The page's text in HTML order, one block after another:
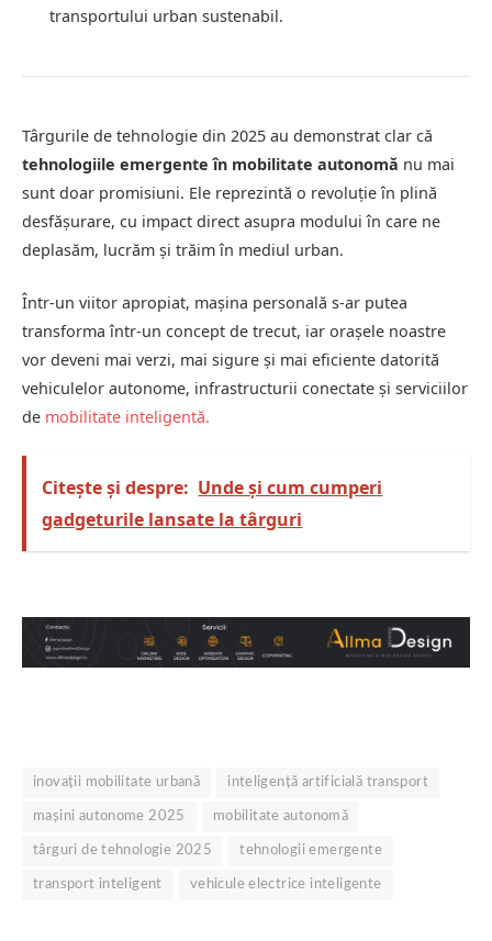
transportului urban sustenabil.
Târgurile de tehnologie din 2025 au demonstrat clar că
tehnologiile emergente în mobilitate autonomă nu mai
sunt doar promisiuni. Ele reprezintă o revoluție în plină
desfășurare, cu impact direct asupra modului în care ne
deplasăm, lucrăm și trăim în mediul urban.
Într-un viitor apropiat, mașina personală s-ar putea
transforma într-un concept de trecut, iar orașele noastre
vor deveni mai verzi, mai sigure și mai eficiente datorită
vehiculelor autonome, infrastructurii conectate și serviciilor
de mobilitate inteligentă.
Citește și despre: Unde și cum cumperi
gadgeturile lansate la târguri
inovații mobilitate urbană inteligență artificială transport
mașini autonome 2025 mobilitate autonomă
târguri de tehnologie 2025 tehnologii emergente
transport inteligent vehicule electrice inteligente